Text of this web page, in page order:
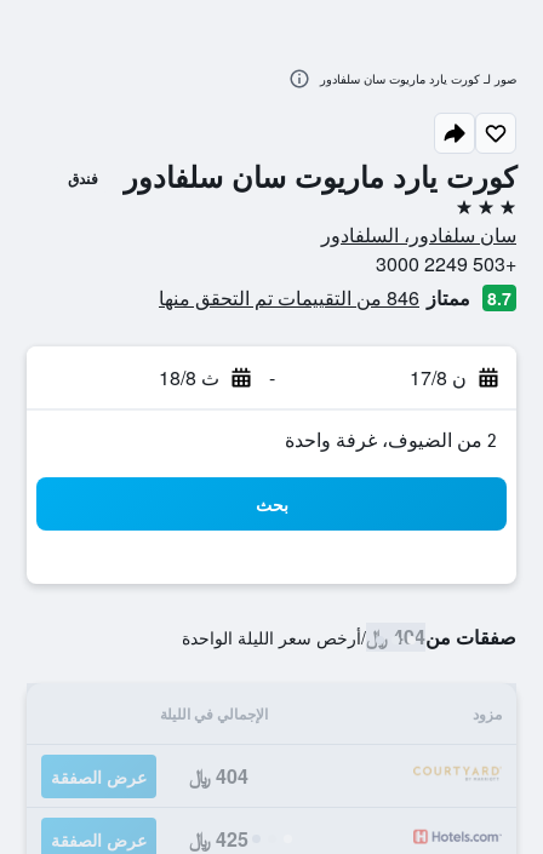
كورت يارد ماريوت سان سلفادور فندق
3 نجوم
سان سلفادور، السلفادور
+503 2249 3000
8.7 ممتاز 846 من التقييمات تم التحقق منها
ن 17/8 - ث 18/8
2 من الضيوف، غرفة واحدة
بحث
صفقات من404 ﷼ /أرخص سعر الليلة الواحدة
مزود الإجمالي في الليلة
404 ﷼ عرض الصفقة
425 ﷼ عرض الصفقة
صور لـ كورت يارد ماريوت سان سلفادور